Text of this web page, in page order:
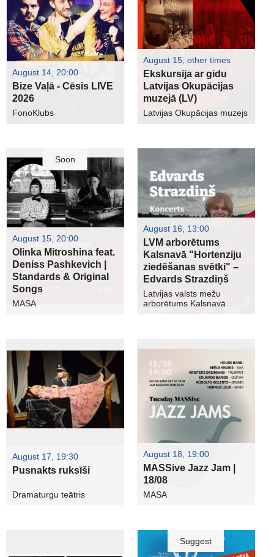
August 14, 20:00
Bize Vaļā - Cēsis LIVE
2026
FonoKlubs
August 15, other times
Ekskursija ar gidu
Latvijas Okupācijas
muzejā (LV)
Latvijas Okupācijas muzejs
Soon
August 15, 20:00
Olinka Mitroshina feat.
Deniss Pashkevich |
Standards & Original
Songs
MASA
August 16, 13:00
LVM arborētums
Kalsnavā "Hortenziju
ziedēšanas svētki" –
Edvards Strazdiņš
Latvijas valsts mežu
arborētums Kalsnavā
August 17, 19:30
Pusnakts ruksīši
Dramaturgu teātris
August 18, 19:00
MASSive Jazz Jam |
18/08
MASA
Suggest